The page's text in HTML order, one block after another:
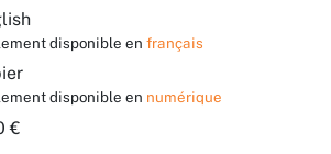
disponible en français
disponible en numérique
€